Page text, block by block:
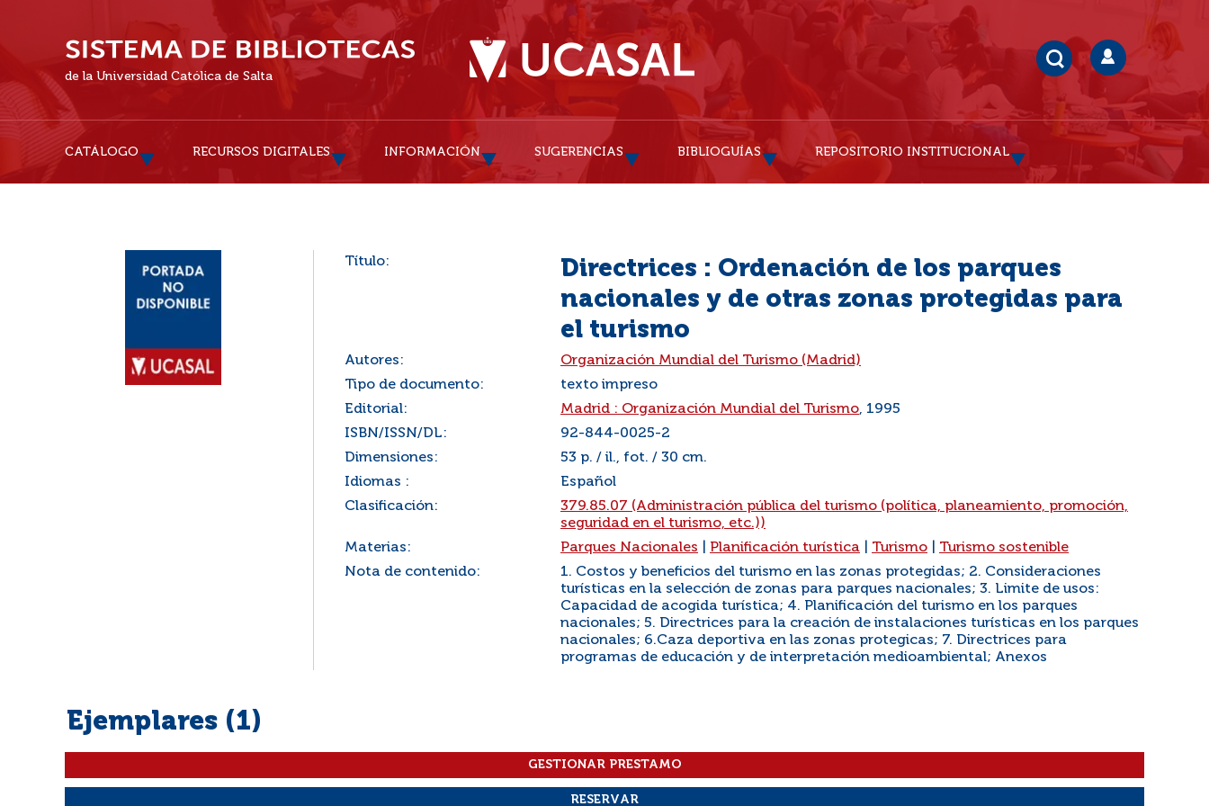
de la Universidad Católica de Salta
CATÁLOGO RECURSOS DIGITALES INFORMACIÓN SUGERENCIAS BIBLIOGUÍAS REPOSITORIO INSTITUCIONAL
Título:
Directrices : Ordenación de los parques
nacionales y de otras zonas protegidas para
el turismo
Autores:
Organización Mundial del Turismo (Madrid)
Tipo de documento:
texto impreso
Editorial:
Madrid : Organización Mundial del Turismo, 1995
ISBN/ISSN/DL:
92-844-0025-2
Dimensiones:
53 p. / il., fot. / 30 cm.
Idiomas :
Español
Clasificación:
379.85.07 (Administración pública del turismo (política, planeamiento, promoción,
seguridad en el turismo, etc.))
Materias:
Parques Nacionales Planificación turística Turismo
Turismo sostenible
Nota de contenido:
1. Costos y beneficios del turismo en las zonas protegidas; 2. Consideraciones
turísticas en la selección de zonas para parques nacionales; 3. Limite de usos:
Capacidad de acogida turística; 4. Planificación del turismo en los parques
nacionales; 5. Directrices para la creación de instalaciones turísticas en los parques
nacionales; 6.Caza deportiva en las zonas protegicas; 7. Directrices para
programas de educación y de interpretación medioambiental; Anexos
Ejemplares (1)